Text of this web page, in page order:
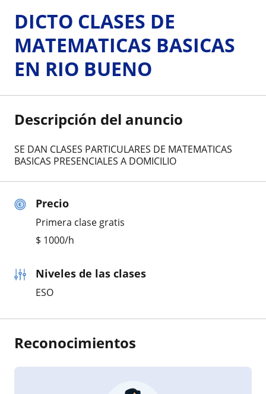
Precio
Primera clase gratis
$ 1000/h
Niveles de las clases
ESO
DICTO CLASES DE
MATEMATICAS BASICAS
EN RIO BUENO
Descripción del anuncio
SE DAN CLASES PARTICULARES DE MATEMATICAS
BASICAS PRESENCIALES A DOMICILIO
Reconocimientos